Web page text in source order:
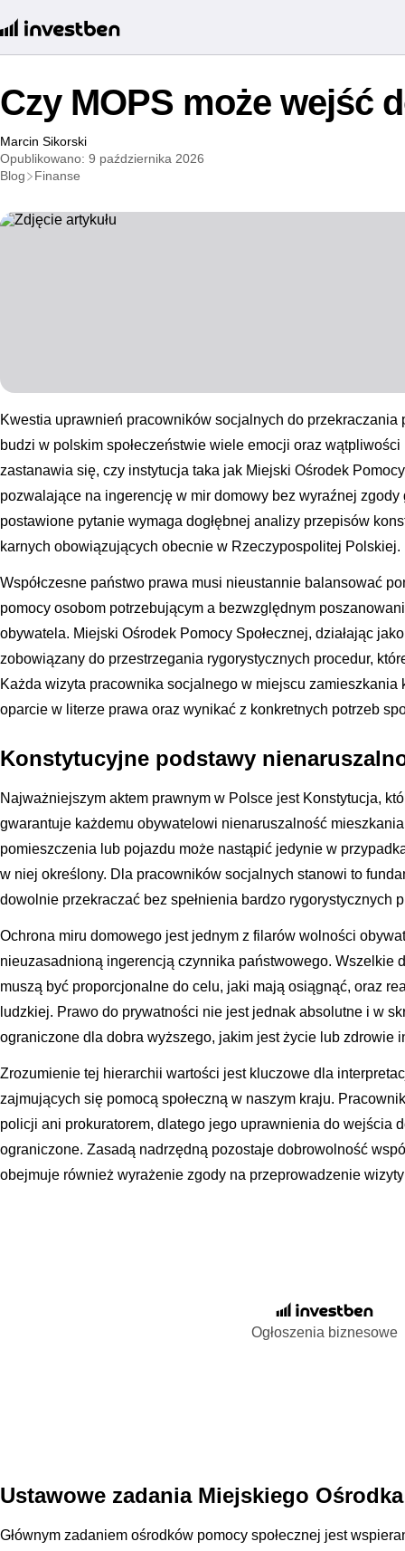
Czy MOPS może wejść
Marcin Sikorski
Opublikowano: 9 października 2026
Blog
Finanse
Kwestia uprawnień pracowników socjalnych do przekraczania
budzi w polskim społeczeństwie wiele emocji oraz
zastanawia się, czy instytucja taka jak Miejski Ośrodek
pozwalające na ingerencję w mir domowy bez wyraźnej
postawione pytanie wymaga dogłębnej analizy przepisów
karnych obowiązujących obecnie w Rzeczypospolitej Polskiej.
Współczesne państwo prawa musi nieustannie balansować
pomocy osobom potrzebującym a bezwzględnym
obywatela. Miejski Ośrodek Pomocy Społecznej, działając
zobowiązany do przestrzegania rygorystycznych procedur,
Każda wizyta pracownika socjalnego w miejscu zamieszkania
oparcie w literze prawa oraz wynikać z konkretnych potrzeb
Konstytucyjne podstawy
Najważniejszym aktem prawnym w Polsce jest Konstytucja,
gwarantuje każdemu obywatelowi nienaruszalność
pomieszczenia lub pojazdu może nastąpić jedynie w
w niej określony. Dla pracowników socjalnych stanowi to
dowolnie przekraczać bez spełnienia bardzo rygorystycznych
Ochrona miru domowego jest jednym z filarów wolności
nieuzasadnioną ingerencją czynnika państwowego. Wszelkie
muszą być proporcjonalne do celu, jaki mają osiągnąć, oraz
ludzkiej. Prawo do prywatności nie jest jednak absolutne i w
ograniczone dla dobra wyższego, jakim jest życie lub zdrowie
Zrozumienie tej hierarchii wartości jest kluczowe dla
zajmujących się pomocą społeczną w naszym kraju.
policji ani prokuratorem, dlatego jego uprawnienia do wejścia
ograniczone. Zasadą nadrzędną pozostaje dobrowolność
obejmuje również wyrażenie zgody na przeprowadzenie
Ogłoszenia biznesowe
Ustawowe zadania Miejskiego
Głównym zadaniem ośrodków pomocy społecznej jest